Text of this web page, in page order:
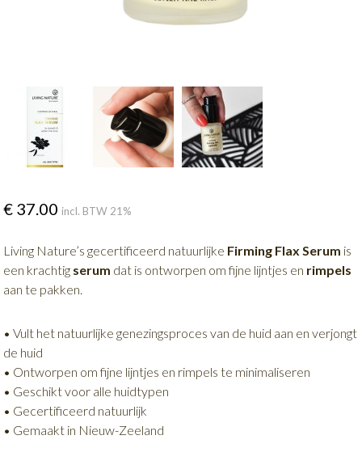
€ 37.00 incl. BTW 21%
Living Nature’s gecertificeerd natuurlijke Firming Flax Serum is
een krachtig serum dat is ontworpen om fijne lijntjes en rimpels
aan te pakken.
• Vult het natuurlijke genezingsproces van de huid aan en verjongt
de huid
• Ontworpen om fijne lijntjes en rimpels te minimaliseren
• Geschikt voor alle huidtypen
• Gecertificeerd natuurlijk
• Gemaakt in Nieuw-Zeeland